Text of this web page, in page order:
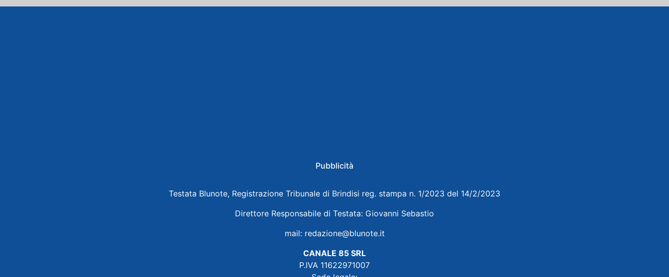
Pubblicità
Testata Blunote, Registrazione Tribunale di Brindisi reg. stampa n. 1/2023 del 14/2/2023
Direttore Responsabile di Testata: Giovanni Sebastio
mail: redazione@blunote.it
CANALE 85 SRL
P.IVA 11622971007